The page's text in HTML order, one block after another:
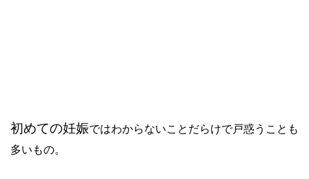
初めての妊娠ではわからないことだらけで戸惑うことも
多いもの。